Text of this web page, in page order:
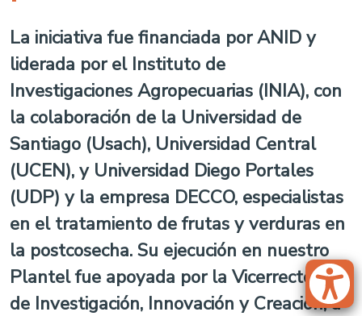
La iniciativa fue financiada por ANID y
liderada por el Instituto de
Investigaciones Agropecuarias (INIA), con
la colaboración de la Universidad de
Santiago (Usach), Universidad Central
(UCEN), y Universidad Diego Portales
(UDP) y la empresa DECCO, especialistas
en el tratamiento de frutas y verduras en
la postcosecha. Su ejecución en nuestro
Plantel fue apoyada por la Vicerrectoría
de Investigación, Innovación y Creación, a